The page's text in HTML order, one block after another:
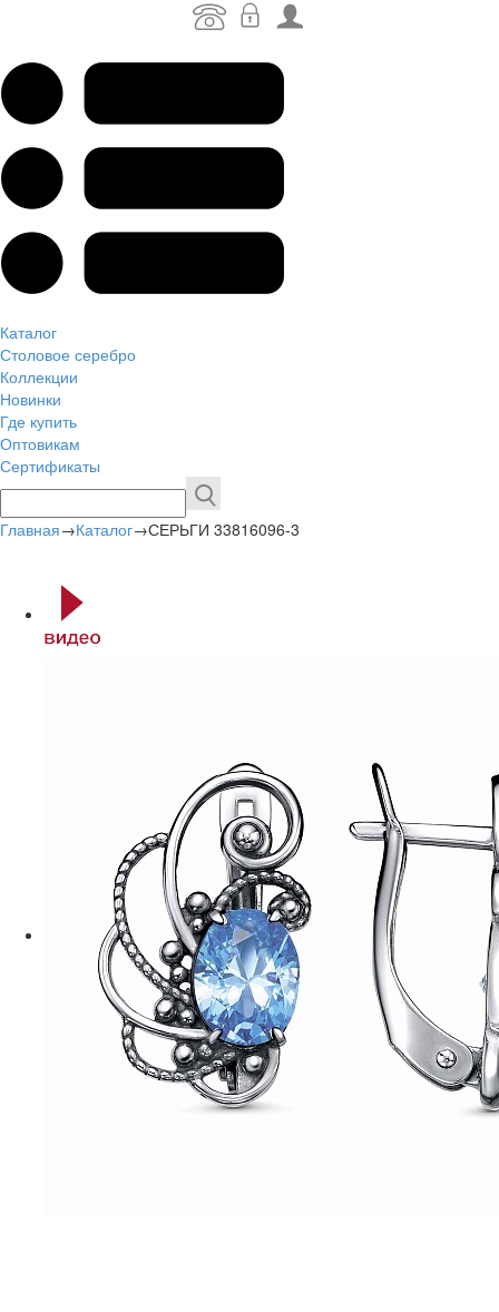
Каталог
Столовое серебро
Коллекции
Новинки
Где купить
Оптовикам
Сертификаты
Главная→Каталог→СЕРЬГИ 33816096-3